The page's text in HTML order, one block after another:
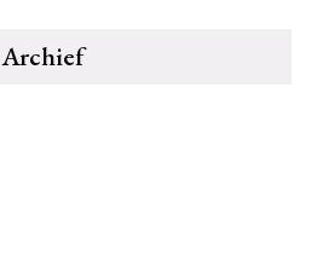
Archief